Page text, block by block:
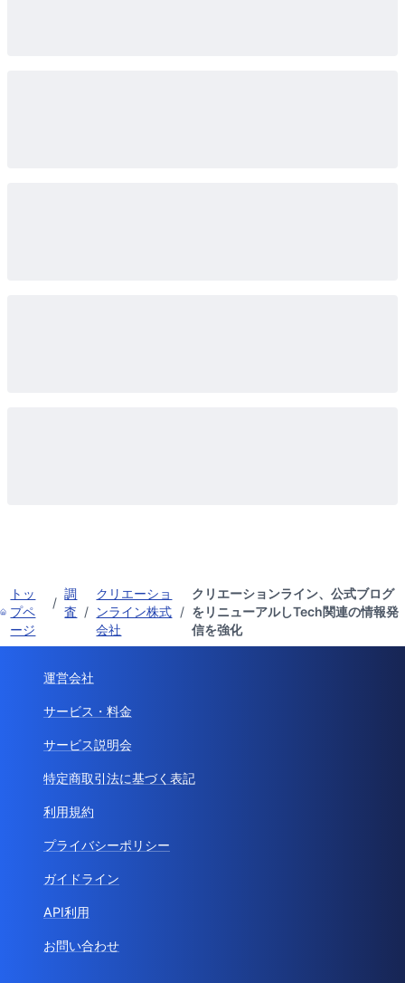
トッ
プペ
ージ
/
調
査 /
クリエーショ
ンライン株式
会社
/
クリエーションライン、公式ブログ
をリニューアルしTech関連の情報発
信を強化
運営会社
サービス・料金
サービス説明会
特定商取引法に基づく表記
利用規約
プライバシーポリシー
ガイドライン
API利用
お問い合わせ